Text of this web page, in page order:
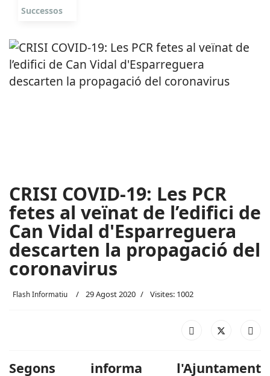
Successos
CRISI COVID-19: Les PCR
fetes al veïnat de l’edifici de
Can Vidal d'Esparreguera
descarten la propagació del
coronavirus
Flash Informatiu 29 Agost 2020 Visites: 1002
Segons informa l'Ajuntament